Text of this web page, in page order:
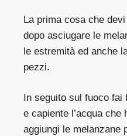
La prima cosa che
dopo asciugare le
le estremità ed anche
pezzi.
In seguito sul fuoco fai
e capiente l’acqua che
aggiungi le melanzane